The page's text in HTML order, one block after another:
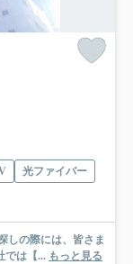
光ファイバー
では【... もっと見る